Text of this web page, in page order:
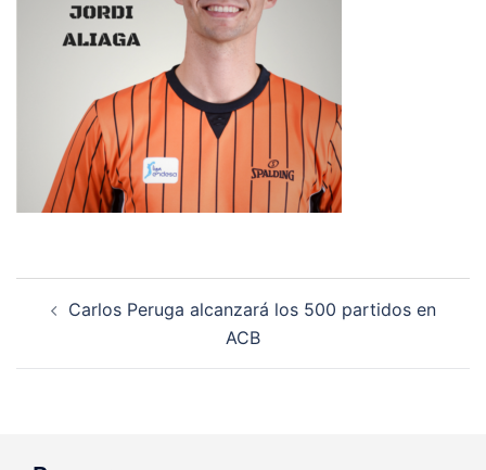
Carlos Peruga alcanzará los 500 partidos en
ACB